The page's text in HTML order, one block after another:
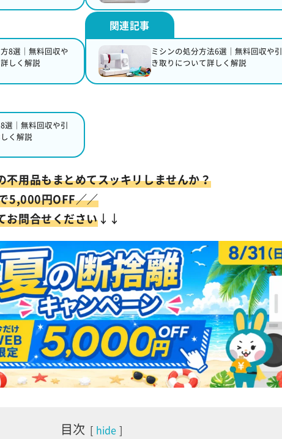
8選｜無料回収や
しく解説
ミシンの処分方法6選｜無料回収や引
き取りについて詳しく解説
選｜無料回収や引
く解説
不用品もまとめてスッキリしませんか？
5,000円OFF／／
お問合せください↓↓
目次 hide